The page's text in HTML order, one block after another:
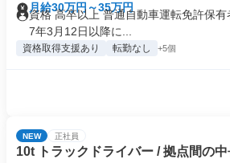
月給30万円～35万円
資格 高卒以上 普通自動車運転免許保有
7年3月12日以降に...
資格取得支援あり 転勤なし +5個
NEW 正社員
10t トラックドライバー / 拠点間の